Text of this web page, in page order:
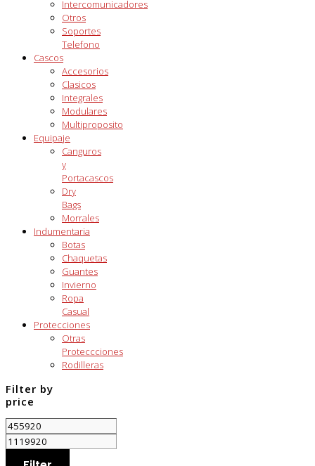
Intercomunicadores
Otros
Soportes
Telefono
Cascos
Accesorios
Clasicos
Integrales
Modulares
Multiproposito
Equipaje
Canguros
y
Portacascos
Dry
Bags
Morrales
Indumentaria
Botas
Chaquetas
Guantes
Invierno
Ropa
Casual
Protecciones
Otras
Proteccciones
Rodilleras
Filter by
price